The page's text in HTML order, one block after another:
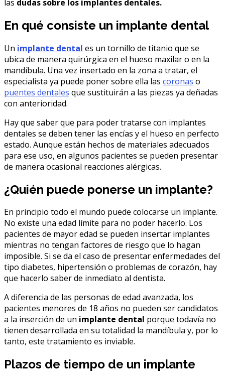
las dudas sobre los implantes dentales.
En qué consiste un implante dental
Un implante dental es un tornillo de titanio que se
ubica de manera quirúrgica en el hueso maxilar o en la
mandíbula. Una vez insertado en la zona a tratar, el
especialista ya puede poner sobre ella las coronas o
puentes dentales que sustituirán a las piezas ya deñadas
con anterioridad.
Hay que saber que para poder tratarse con implantes
dentales se deben tener las encías y el hueso en perfecto
estado. Aunque están hechos de materiales adecuados
para ese uso, en algunos pacientes se pueden presentar
de manera ocasional reacciones alérgicas.
¿Quién puede ponerse un implante?
En principio todo el mundo puede colocarse un implante.
No existe una edad límite para no poder hacerlo. Los
pacientes de mayor edad se pueden insertar implantes
mientras no tengan factores de riesgo que lo hagan
imposible. Si se da el caso de presentar enfermedades del
tipo diabetes, hipertensión o problemas de corazón, hay
que hacerlo saber de inmediato al dentista.
A diferencia de las personas de edad avanzada, los
pacientes menores de 18 años no pueden ser candidatos
a la inserción de un implante dental porque todavía no
tienen desarrollada en su totalidad la mandíbula y, por lo
tanto, este tratamiento es inviable.
Plazos de tiempo de un implante